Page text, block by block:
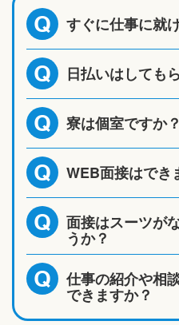
Q すぐに仕事に就
Q 日払いはしても
Q 寮は個室ですか？
Q WEB面接はでき
Q 面接はスーツが
うか？
Q 仕事の紹介や相
できますか？